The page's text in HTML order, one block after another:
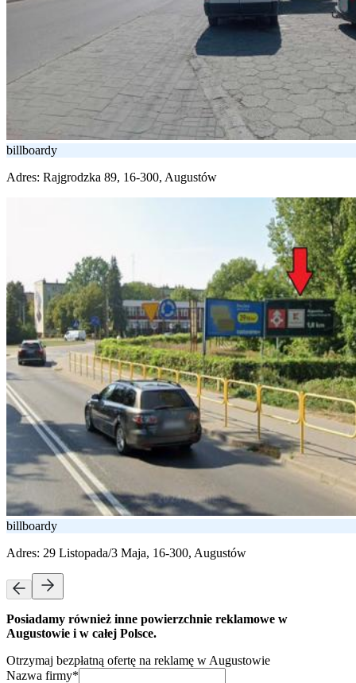
billboardy
Adres: Rajgrodzka 89, 16-300, Augustów
billboardy
Adres: 29 Listopada/3 Maja, 16-300, Augustów
Posiadamy również inne powierzchnie reklamowe w
Augustowie i w całej Polsce.
Otrzymaj bezpłatną ofertę na reklamę w Augustowie
Nazwa firmy*